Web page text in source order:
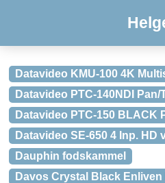
Datavideo KMU-100 4K
Datavideo PTC-140NDI
Datavideo PTC-150 BLACK
Datavideo SE-650 4 Inp.
Dauphin fodskammel
Davos Crystal Black